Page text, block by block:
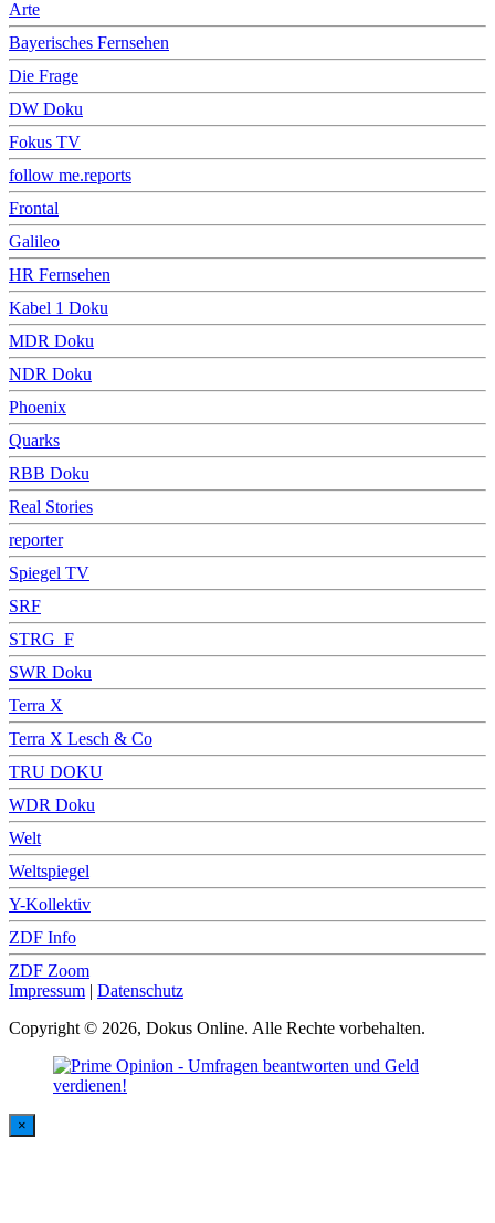
Arte
Bayerisches Fernsehen
Die Frage
DW Doku
Fokus TV
follow me.reports
Frontal
Galileo
HR Fernsehen
Kabel 1 Doku
MDR Doku
NDR Doku
Phoenix
Quarks
RBB Doku
Real Stories
reporter
Spiegel TV
SRF
STRG_F
SWR Doku
Terra X
Terra X Lesch & Co
TRU DOKU
WDR Doku
Welt
Weltspiegel
Y-Kollektiv
ZDF Info
ZDF Zoom
Impressum | Datenschutz
Copyright © 2026, Dokus Online. Alle Rechte vorbehalten.
×